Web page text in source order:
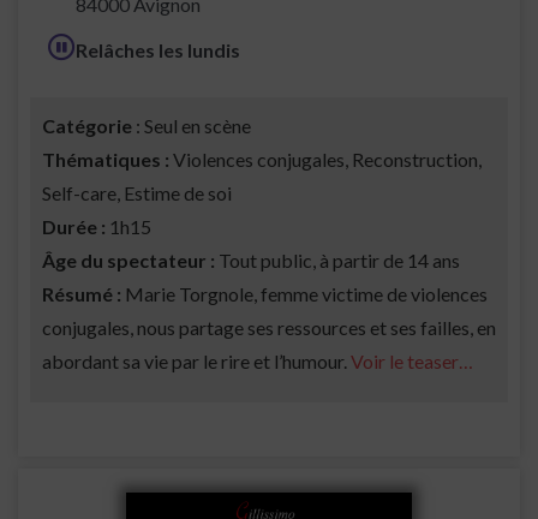
84000 Avignon
Relâches les lundis
Catégorie : Seul en scène
Thématiques : Violences conjugales, Reconstruction,
Self-care, Estime de soi
Durée : 1h15
Âge du spectateur : Tout public, à partir de 14 ans
Résumé : Marie Torgnole, femme victime de violences
conjugales, nous partage ses ressources et ses failles, en
abordant sa vie par le rire et l’humour.Voir le teaser…